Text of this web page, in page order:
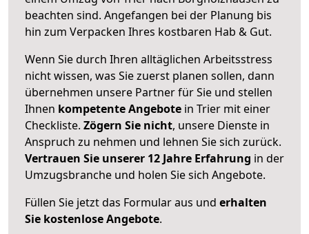
beachten sind. Angefangen bei der Planung bis
hin zum Verpacken Ihres kostbaren Hab & Gut.
Wenn Sie durch Ihren alltäglichen Arbeitsstress
nicht wissen, was Sie zuerst planen sollen, dann
übernehmen unsere Partner für Sie und stellen
Ihnen kompetente Angebote in Trier mit einer
Checkliste. Zögern Sie nicht, unsere Dienste in
Anspruch zu nehmen und lehnen Sie sich zurück.
Vertrauen Sie unserer 12 Jahre Erfahrung in der
Umzugsbranche und holen Sie sich Angebote.
Füllen Sie jetzt das Formular aus und erhalten
Sie kostenlose Angebote.